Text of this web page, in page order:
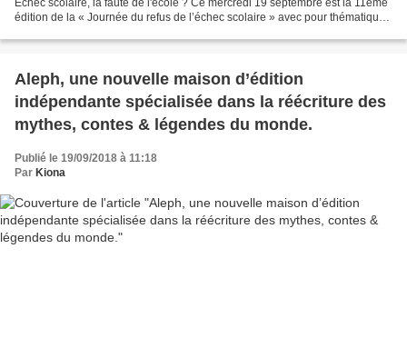
Échec scolaire, la faute de l'école ? Ce mercredi 19 septembre est la 11ème
édition de la « Journée du refus de l’échec scolaire » avec pour thématique
Aleph, une nouvelle maison d’édition
indépendante spécialisée dans la réécriture des
mythes, contes & légendes du monde.
Publié le 19/09/2018 à 11:18
Par Kiona